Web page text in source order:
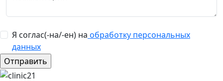
Я соглас(-на/-ен) на обработку персональных
данных